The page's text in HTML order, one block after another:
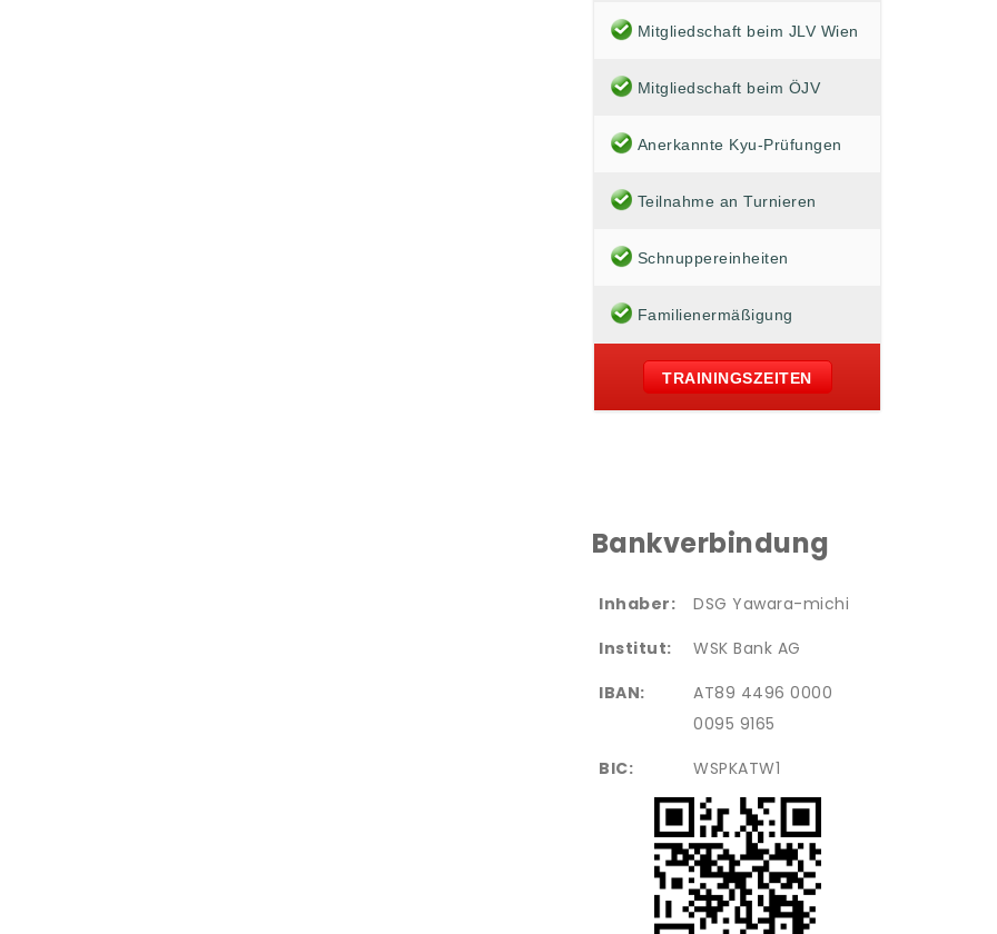
Mitgliedschaft beim JLV Wien
Mitgliedschaft beim ÖJV
Anerkannte Kyu-Prüfungen
Teilnahme an Turnieren
Schnuppereinheiten
Familienermäßigung
TRAININGSZEITEN
Bankverbindung
Inhaber:
DSG Yawara-michi
Institut:
WSK Bank AG
IBAN:
AT89 4496 0000
0095 9165
BIC:
WSPKATW1